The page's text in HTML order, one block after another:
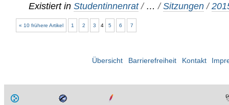
Existiert in Studentinnenrat / …/Sitzungen /
« 10 frühere Artikel 1 2 3 4 5 6 7
Übersicht Barrierefreiheit Kontakt